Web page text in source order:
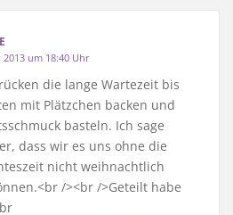
2013 um 18:40 Uhr
die lange Wartezeit bis
mit Plätzchen backen und
basteln. Ich sage
dass wir es uns ohne die
nicht weihnachtlich
/><br />Geteilt habe